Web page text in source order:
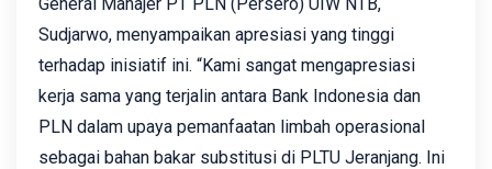
Sudjarwo, menyampaikan apresiasi yang tinggi
terhadap inisiatif ini. “Kami sangat mengapresiasi
kerja sama yang terjalin antara Bank Indonesia dan
PLN dalam upaya pemanfaatan limbah operasional
sebagai bahan bakar substitusi di PLTU Jeranjang. Ini